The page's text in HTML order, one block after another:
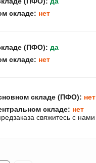
складе: нет
(ПФО): да
складе: нет
складе (ПФО): нет
складе: нет
свяжитесь с нами